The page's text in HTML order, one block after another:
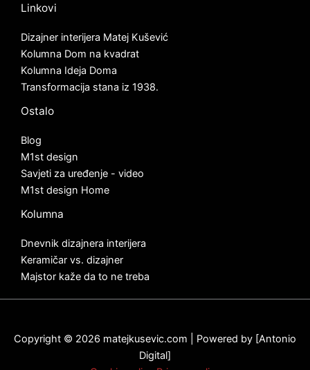
Linkovi
Dizajner interijera Matej Kušević
Kolumna Dom na kvadrat
Kolumna Ideja Doma
Transformacija stana iz 1938.
Ostalo
Blog
M1st design
Savjeti za uređenje - video
M1st design Home
Kolumna
Dnevnik dizajnera interijera
Keramičar vs. dizajner
Majstor kaže da to ne treba
Copyright © 2026 matejkusevic.com | Powered by [Antonio
Digital]